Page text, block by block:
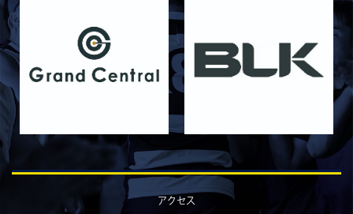
ーター募集のお知らせ】
2026/05/31
STAFF blog
5月31日 関西学院大学AB
2026/05/31
STAFF blog
2026年度 新入部員のお知らせ
2026/05/26
STAFF blog
5月24日 京都産業大学
アクセス